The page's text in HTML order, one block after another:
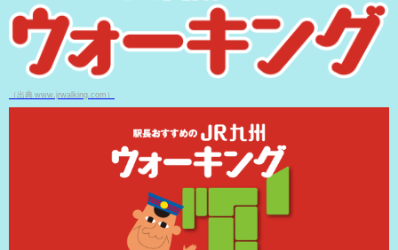
（出典 www.jrwalking.com）